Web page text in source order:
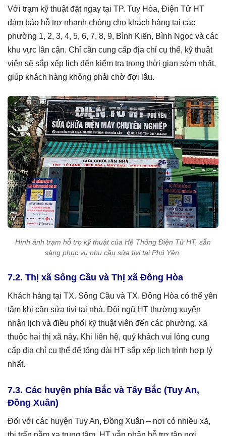
Với trạm kỹ thuật đặt ngay tại TP. Tuy Hòa, Điện Tử HT
đảm bảo hỗ trợ nhanh chóng cho khách hàng tại các
phường 1, 2, 3, 4, 5, 6, 7, 8, 9, Bình Kiến, Bình Ngọc và các
khu vực lân cận. Chỉ cần cung cấp địa chỉ cụ thể, kỹ thuật
viên sẽ sắp xếp lịch đến kiểm tra trong thời gian sớm nhất,
giúp khách hàng không phải chờ đợi lâu.
Hình ảnh trạm hỗ trợ kỹ thuật của Hệ Thống Điện Tử HT, sẵn
sàng phục vụ nhu cầu sửa tivi tại Phú Yên.
7.2. Thị xã Sông Cầu và Thị xã Đông Hòa
Khách hàng tại TX. Sông Cầu và TX. Đông Hòa có thể yên
tâm khi cần sửa tivi tại nhà. Đội ngũ HT thường xuyên
nhận lịch và điều phối kỹ thuật viên đến các phường, xã
thuộc hai thị xã này. Khi liên hệ, quý khách vui lòng cung
cấp địa chỉ cụ thể để tổng đài HT sắp xếp lịch trình hợp lý
nhất.
7.3. Các huyện phía Bắc và Tây Bắc (Tuy An,
Đồng Xuân)
Đối với các huyện Tuy An, Đồng Xuân – nơi có nhiều xã,